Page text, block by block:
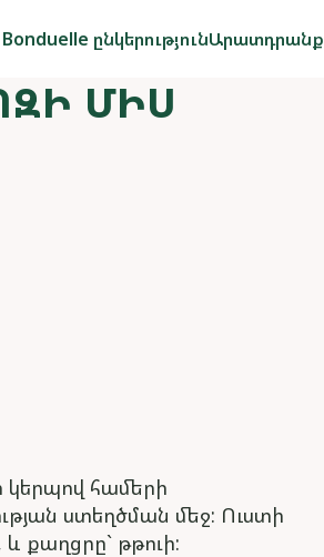
Bonduelle ընկերությունԱրատդրանք
ՄԻՍ
համերի
ստեղծման մեջ: Ուստի
քաղցրը` թթուի: